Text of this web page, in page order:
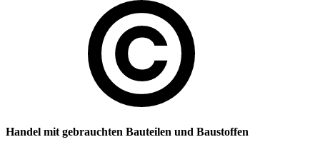
Handel mit gebrauchten Bauteilen und Baustoffen